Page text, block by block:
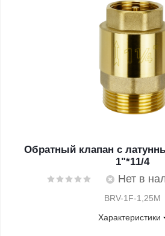
Обратный клапан с
1"*11/4
Нет в
BRV-1F-1,25M
Характеристики